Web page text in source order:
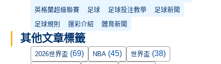
英格蘭超級聯賽
足球 足球投注教學
足球新聞
足球規則
運彩介紹 體育新聞
其他文章標籤
2026世界盃 (69) NBA (45) 世界盃 (38)